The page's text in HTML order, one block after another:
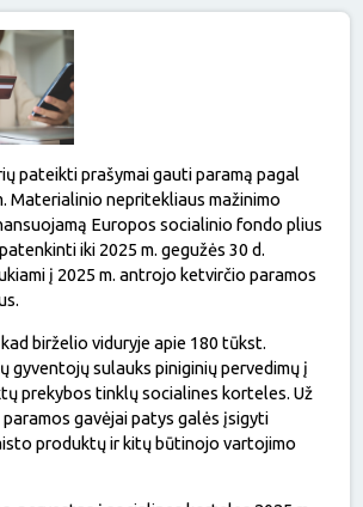
pateikti prašymai gauti paramą pagal
Materialinio nepritekliaus mažinimo
Europos socialinio fondo plius
iki 2025 m. gegužės 30 d.
į 2025 m. antrojo ketvirčio paramos
birželio viduryje apie 180 tūkst.
gyventojų sulauks piniginių pervedimų į
prekybos tinklų socialines korteles. Už
gavėjai patys galės įsigyti
produktų ir kitų būtinojo vartojimo